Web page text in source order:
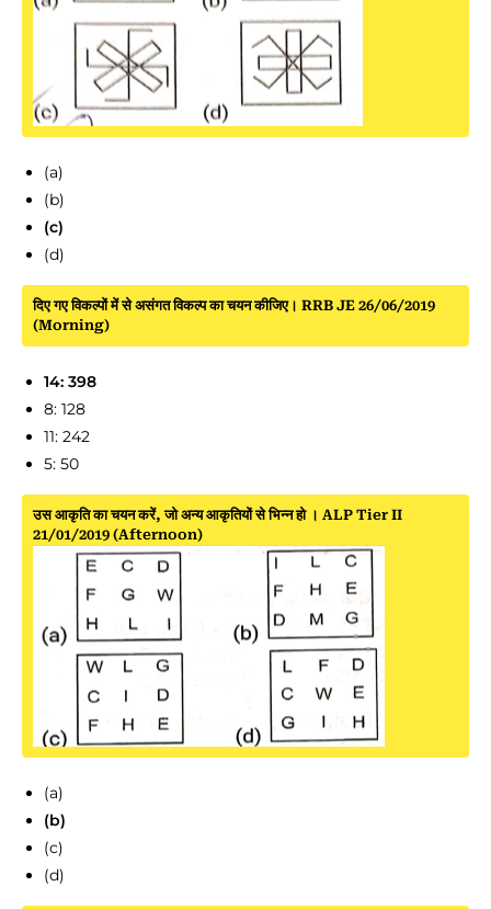
(a)
(b)
(c)
(d)
दिए गए विकल्पों में से असंगत विकल्प का चयन कीजिए। RRB JE 26/06/2019
(Morning)
14: 398
8: 128
11: 242
5: 50
उस आकृति का चयन करें, जो अन्य आकृतियों से भिन्न हो । ALP Tier II
21/01/2019 (Afternoon)
(a)
(b)
(c)
(d)